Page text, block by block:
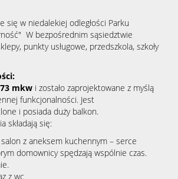
się w niedalekiej odległości Parku
W bezpośrednim sąsiedztwie
punkty usługowe, przedszkola, szkoły
mkw i zostało zaprojektowane z myślą
funkcjonalności. Jest
i posiada duży balkon.
składają się:
z aneksem kuchennym – serce
domownicy spędzają wspólnie czas.
z wc